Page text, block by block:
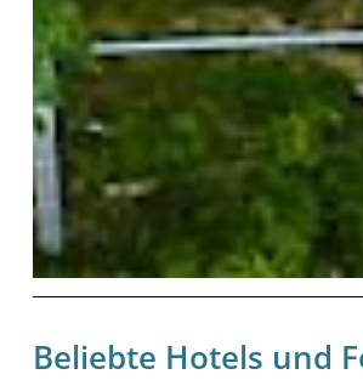
Beliebte Hotels und